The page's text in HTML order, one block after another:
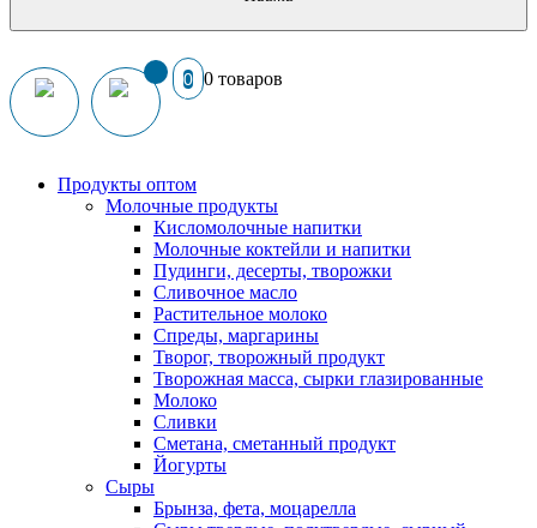
0 0 товаров
Продукты оптом
Молочные продукты
Кисломолочные напитки
Молочные коктейли и напитки
Пудинги, десерты, творожки
Сливочное масло
Растительное молоко
Спреды, маргарины
Творог, творожный продукт
Творожная масса, сырки глазированные
Молоко
Сливки
Сметана, сметанный продукт
Йогурты
Сыры
Брынза, фета, моцарелла